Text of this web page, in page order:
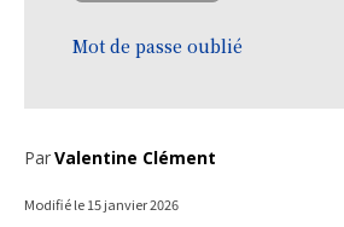
Mot de passe oublié
ParValentine Clément
Modifié le15 janvier 2026